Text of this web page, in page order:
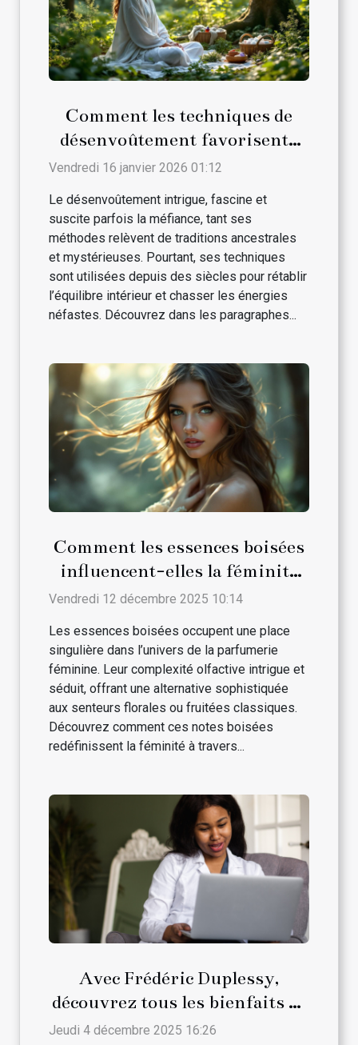
Comment les techniques de
désenvoûtement favorisent-
elles le bien-être ?
Vendredi 16 janvier 2026 01:12
Le désenvoûtement intrigue, fascine et
suscite parfois la méfiance, tant ses
méthodes relèvent de traditions ancestrales
et mystérieuses. Pourtant, ses techniques
sont utilisées depuis des siècles pour rétablir
l’équilibre intérieur et chasser les énergies
néfastes. Découvrez dans les paragraphes...
Comment les essences boisées
influencent-elles la féminité
dans les parfums ?
Vendredi 12 décembre 2025 10:14
Les essences boisées occupent une place
singulière dans l’univers de la parfumerie
féminine. Leur complexité olfactive intrigue et
séduit, offrant une alternative sophistiquée
aux senteurs florales ou fruitées classiques.
Découvrez comment ces notes boisées
redéfinissent la féminité à travers...
Avec Frédéric Duplessy,
découvrez tous les bienfaits de
la psychanalyse en ligne
Jeudi 4 décembre 2025 16:26